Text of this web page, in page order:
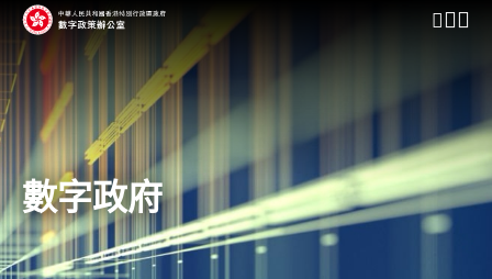
開啟行
數字政府